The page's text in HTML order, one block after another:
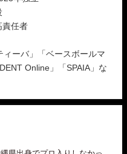
責任者
ィーバ」「ベースボールマ
Online」「SPAIA」な